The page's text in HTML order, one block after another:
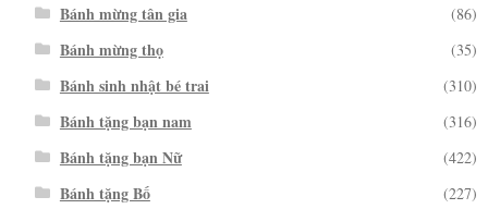
Bánh mừng tân gia (86)
Bánh mừng thọ (35)
Bánh sinh nhật bé trai (310)
Bánh tặng bạn nam (316)
Bánh tặng bạn Nữ (422)
Bánh tặng Bố (227)